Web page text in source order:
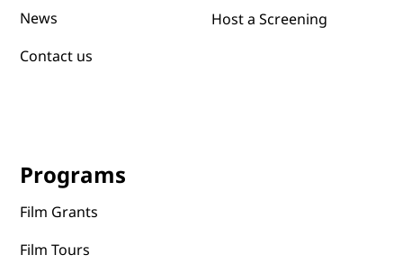
News
Contact us
Host a Screening
Programs
Film Grants
Film Tours